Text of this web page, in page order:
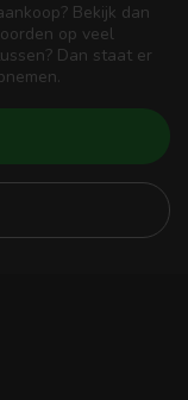
Bekijk dan
op veel
Dan staat er